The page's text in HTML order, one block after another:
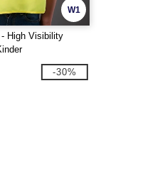
W1
High Visibility
-30%